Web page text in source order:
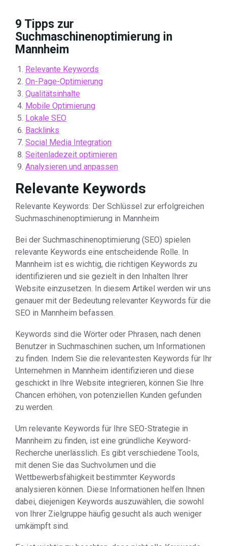
9 Tipps zur
Suchmaschinenoptimierung in
Mannheim
Relevante Keywords
On-Page-Optimierung
Qualitätsinhalte
Mobile Optimierung
Lokale SEO
Backlinks
Social Media Integration
Seitenladezeit optimieren
Analysieren und anpassen
Relevante Keywords
Relevante Keywords: Der Schlüssel zur erfolgreichen
Suchmaschinenoptimierung in Mannheim
Bei der Suchmaschinenoptimierung (SEO) spielen
relevante Keywords eine entscheidende Rolle. In
Mannheim ist es wichtig, die richtigen Keywords zu
identifizieren und sie gezielt in den Inhalten Ihrer
Website einzusetzen. In diesem Artikel werden wir uns
genauer mit der Bedeutung relevanter Keywords für die
SEO in Mannheim befassen.
Keywords sind die Wörter oder Phrasen, nach denen
Benutzer in Suchmaschinen suchen, um Informationen
zu finden. Indem Sie die relevantesten Keywords für Ihr
Unternehmen in Mannheim identifizieren und diese
geschickt in Ihre Website integrieren, können Sie Ihre
Chancen erhöhen, von potenziellen Kunden gefunden
zu werden.
Um relevante Keywords für Ihre SEO-Strategie in
Mannheim zu finden, ist eine gründliche Keyword-
Recherche unerlässlich. Es gibt verschiedene Tools,
mit denen Sie das Suchvolumen und die
Wettbewerbsfähigkeit bestimmter Keywords
analysieren können. Diese Informationen helfen Ihnen
dabei, diejenigen Keywords auszuwählen, die sowohl
von Ihrer Zielgruppe häufig gesucht als auch weniger
umkämpft sind.